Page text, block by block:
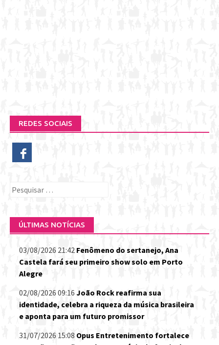
REDES SOCIAIS
Pesquisar
ÚLTIMAS NOTÍCIAS
03/08/2026 21:42 Fenômeno do sertanejo, Ana
Castela fará seu primeiro show solo em Porto
Alegre
02/08/2026 09:16 João Rock reafirma sua
identidade, celebra a riqueza da música brasileira
e aponta para um futuro promissor
31/07/2026 15:08 Opus Entretenimento fortalece